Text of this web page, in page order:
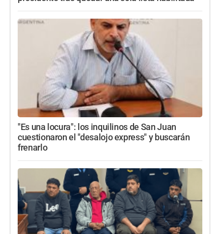
"Es una locura": los inquilinos de San Juan
cuestionaron el "desalojo express" y buscarán
frenarlo